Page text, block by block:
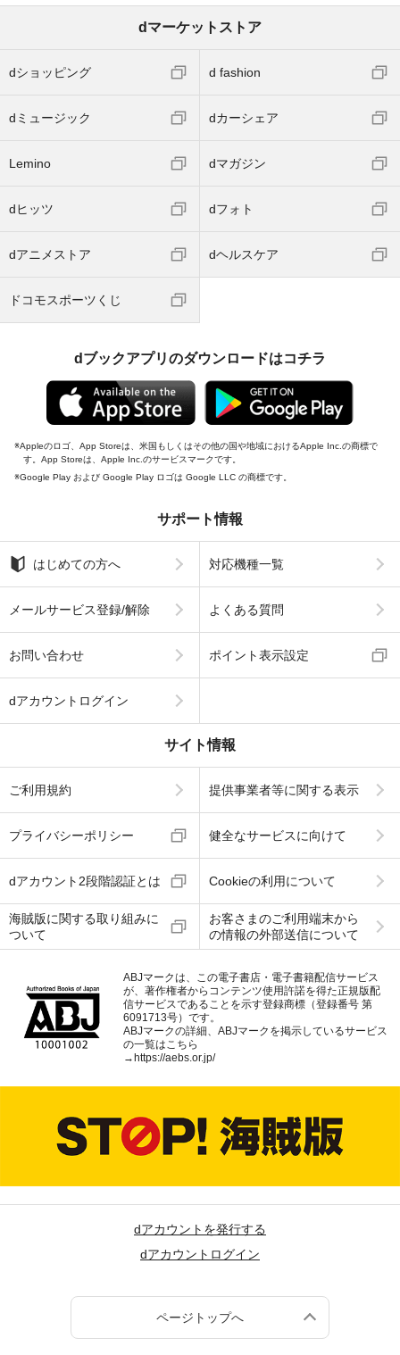
dマーケットストア
dショッピング d fashion
dミュージック dカーシェア
Lemino dマガジン
dヒッツ dフォト
dアニメストア dヘルスケア
ドコモスポーツくじ
dブックアプリのダウンロードはコチラ
Appleのロゴ、App Storeは、米国もしくはその他の国や地域におけるApple Inc.の商標で
す。App Storeは、Apple Inc.のサービスマークです。
Google Play および Google Play ロゴは Google LLC の商標です。
サポート情報
はじめての方へ 対応機種一覧
メールサービス登録/解除 よくある質問
お問い合わせ ポイント表示設定
dアカウントログイン
サイト情報
ご利用規約 提供事業者等に関する表示
プライバシーポリシー 健全なサービスに向けて
dアカウント2段階認証とは Cookieの利用について
海賊版に関する取り組みに
ついて
お客さまのご利用端末から
の情報の外部送信について
ABJマークは、この電子書店・電子書籍配信サービス
が、著作権者からコンテンツ使用許諾を得た正規版配
信サービスであることを示す登録商標（登録番号 第
6091713号）です。
ABJマークの詳細、ABJマークを掲示しているサービス
の一覧はこちら
→https://aebs.or.jp/
dアカウントを発行する
dアカウントログイン
ページトップへ